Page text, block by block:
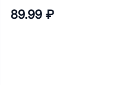
89.99 ₽